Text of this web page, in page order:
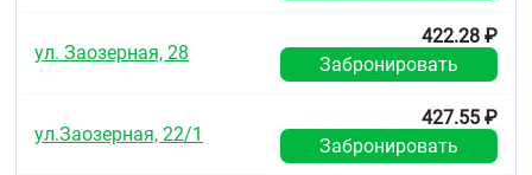
аминобензойная кислота и этиловый спирт,
метаболизирующийся до ацетилкофермента А.
Пара-аминобензойная кислота подвергается
неизменном виде.
ул. Заозерная, 28
422.28 ₽
Забронировать
ул.Заозерная, 22/1
427.55 ₽
Забронировать